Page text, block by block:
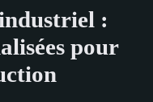
:
pour